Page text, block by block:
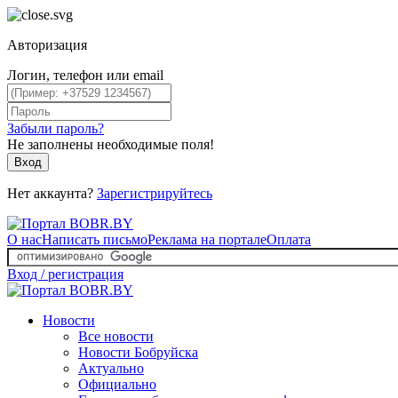
Авторизация
Логин, телефон или email
Забыли пароль?
Не заполнены необходимые поля!
Вход
Нет аккаунта? Зарегистрируйтесь
О насНаписать письмоРеклама на порталеОплата
Вход / регистрация
Новости
Все новости
Новости Бобруйска
Актуально
Официально